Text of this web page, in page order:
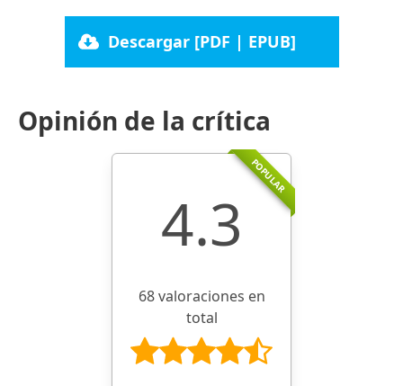
Descargar [PDF | EPUB]
Opinión de la crítica
POPULAR
4.3
68 valoraciones en
total